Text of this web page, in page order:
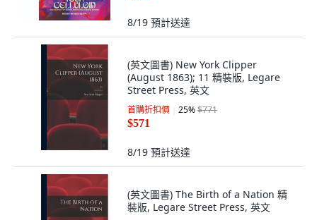
8/19 預計送達
(英文圖書) New York Clipper
(August 1863); 11 精裝版, Legare
Street Press, 英文
首購折扣價 25%$771
$571
8/19 預計送達
(英文圖書) The Birth of a Nation 精
裝版, Legare Street Press, 英文